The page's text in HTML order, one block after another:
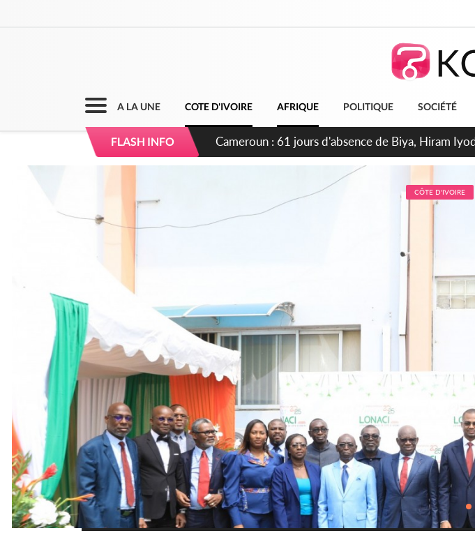
A LA UNE COTE D'IVOIRE AFRIQUE POLITIQUE SOCIÉTÉ
FLASH INFO Côte d'Ivoire : Fin de la pagaille au PDCI-RDA,
CÔTE D'IVOIRE